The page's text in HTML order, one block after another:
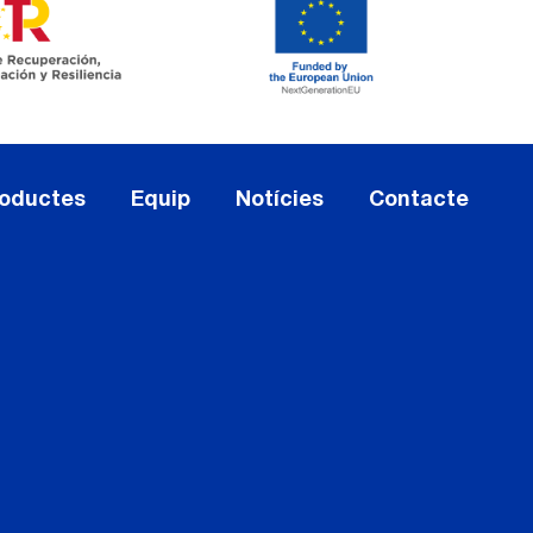
Equip Notícies Contacte